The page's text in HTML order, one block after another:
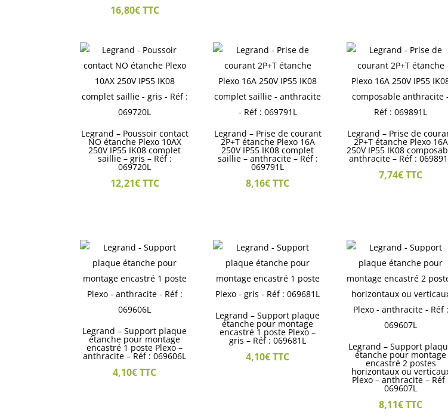
16,80€ TTC
Legrand – Poussoir contact
NO étanche Plexo 10AX
250V IP55 IK08 complet
saillie – gris – Réf :
069720L
12,21€ TTC
Legrand – Prise de courant
2P+T étanche Plexo 16A
250V IP55 IK08 complet
saillie – anthracite – Réf :
069791L
8,16€TTC
Legrand – Prise de
2P+T étanche Plexo 16A
250V IP55 IK08
anthracite – Réf :
7,74€TTC
Legrand – Support plaque
étanche pour montage
encastré 1 poste Plexo –
anthracite – Réf : 069606L
4,10€TTC
Legrand – Support plaque
étanche pour montage
encastré 1 poste Plexo –
gris – Réf : 069681L
4,10€TTC
Legrand – Support
étanche pour montage
encastré 2 postes
horizontaux ou
Plexo – anthracite – Réf
069607L
8,11€TTC